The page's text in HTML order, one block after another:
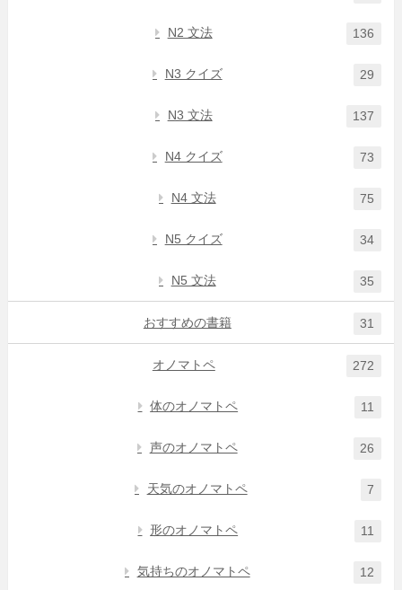
N2 文法 136
N3 クイズ 29
N3 文法 137
N4 クイズ 73
N4 文法 75
N5 クイズ 34
N5 文法 35
おすすめの書籍 31
オノマトペ 272
体のオノマトペ 11
声のオノマトペ 26
天気のオノマトペ 7
形のオノマトペ 11
気持ちのオノマトペ 12